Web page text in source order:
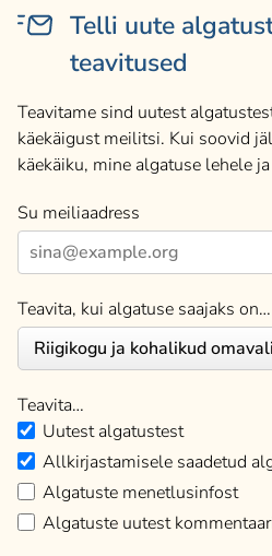
Telli uute
teavitused
Teavitame sind uutest
käekäigust meilitsi. Kui soovid
käekäiku, mine algatuse lehele
Su meiliaadress
Teavita, kui algatuse saajaks on…
Teavita…
Uutest algatustest
Allkirjastamisele saadetud
Algatuste menetlusinfost
Algatuste uutest